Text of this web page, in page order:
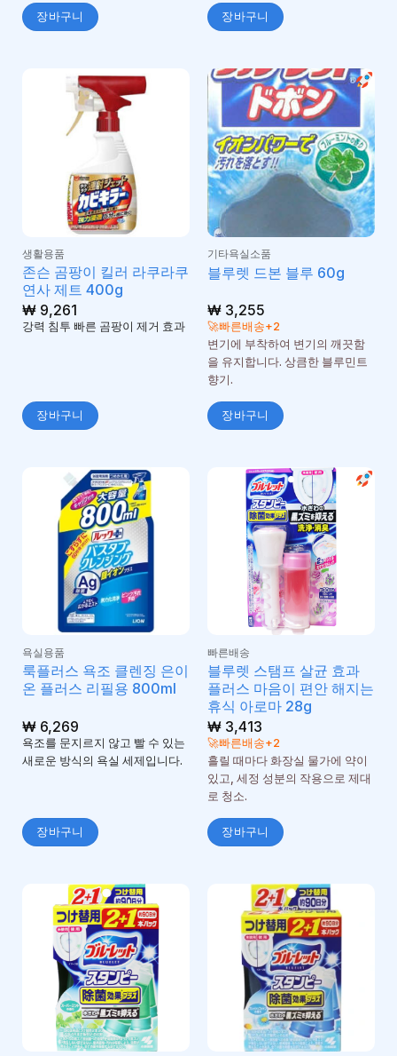
장바구니 장바구니
생활용품
존슨 곰팡이 킬러 라쿠라쿠
연사 제트 400g
₩9,261
강력 침투 빠른 곰팡이 제거 효과
장바구니
기타욕실소품
블루렛 드본 블루 60g
₩3,255
🚀빠른배송+2
변기에 부착하여 변기의 깨끗함
을 유지합니다. 상큼한 블루민트
향기.
장바구니
욕실용품
룩플러스 욕조 클렌징 은이
온 플러스 리필용 800ml
₩6,269
욕조를 문지르지 않고 빨 수 있는
새로운 방식의 욕실 세제입니다.
장바구니
빠른배송
블루렛 스탬프 살균 효과
플러스 마음이 편안 해지는
휴식 아로마 28g
₩3,413
🚀빠른배송+2
흘릴 때마다 화장실 물가에 약이
있고, 세정 성분의 작용으로 제대
로 청소.
장바구니